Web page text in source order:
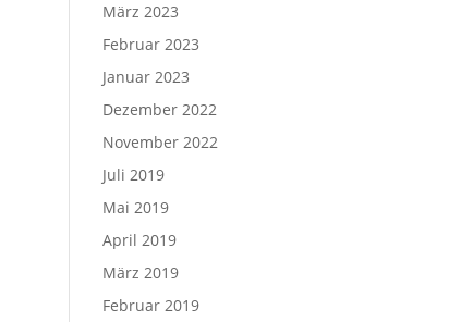
März 2023
Februar 2023
Januar 2023
Dezember 2022
November 2022
Juli 2019
Mai 2019
April 2019
März 2019
Februar 2019